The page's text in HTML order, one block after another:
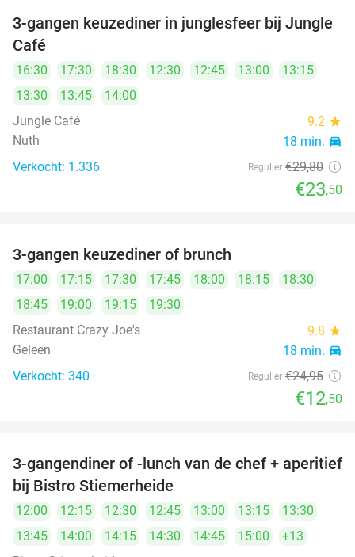
21%
3-gangen keuzediner in junglesfeer bij Jungle
Café
16:30 17:30 18:30 12:30 12:45 13:00
13:15
13:30
13:45
14:00
Jungle Café
9.2 star
Nuth 18 min. directions_car
Verkocht: 1.336 Regulier €29,80
€23,50
3-gangen keuzediner of brunch
17:00 17:15 17:30 17:45 18:00 18:15
18:30
18:45
19:00 19:15
19:30
Restaurant Crazy Joe's
9.8 star
Geleen 18 min. directions_car
Verkocht: 340 Regulier €24,95
€12,50
27%
3-gangendiner of -lunch van de chef + aperitief
bij Bistro Stiemerheide
12:00 12:15 12:30 12:45 13:00 13:15
13:30
13:45
14:00 14:15 14:30 14:45 15:00
+13